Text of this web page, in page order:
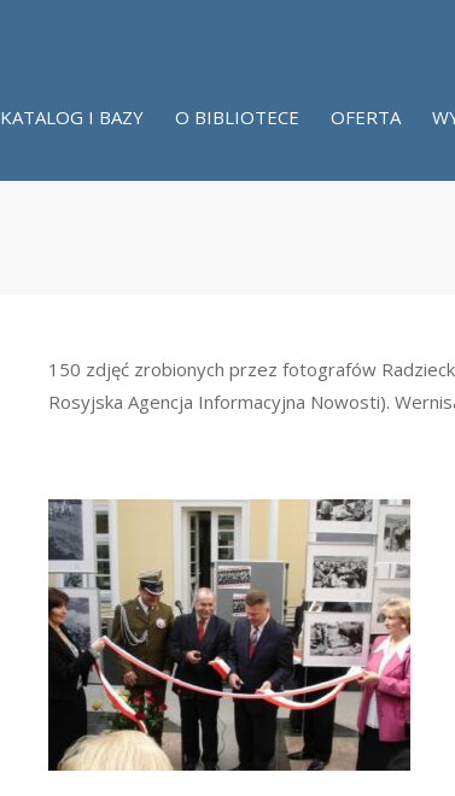
KATALOG I BAZY O BIBLIOTECE OFERTA
150 zdjęć zrobionych przez fotografów
Rosyjska Agencja Informacyjna Nowosti).